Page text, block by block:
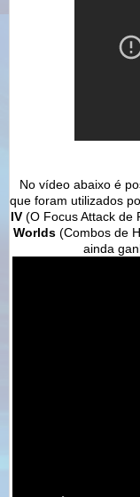
No vídeo abaixo é
que foram utilizados
IV(O Focus Attack de
Worlds(Combos de
ainda